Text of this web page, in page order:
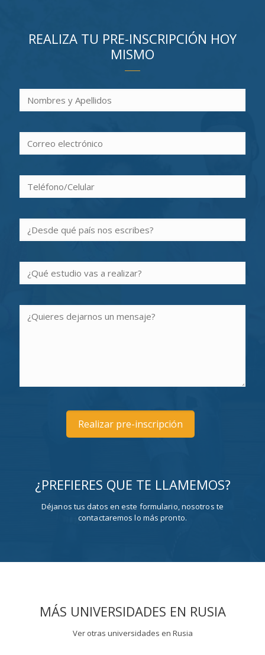
REALIZA TU PRE-INSCRIPCIÓN HOY
MISMO
¿PREFIERES QUE TE LLAMEMOS?
Déjanos tus datos en este formulario, nosotros te
contactaremos lo más pronto.
MÁS UNIVERSIDADES EN RUSIA
Ver otras universidades en Rusia